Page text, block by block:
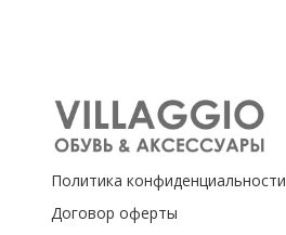
Политика конфиденциальности
Договор оферты